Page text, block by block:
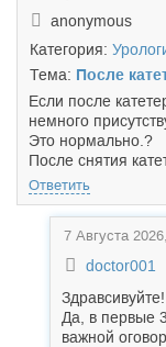
anonymous
Категория:
Тема: После
Если после
немного
Это нормально.?
После снятия
Ответить
7 Августа
doctor001
Здравсивуйте!
Да, в первые
важной